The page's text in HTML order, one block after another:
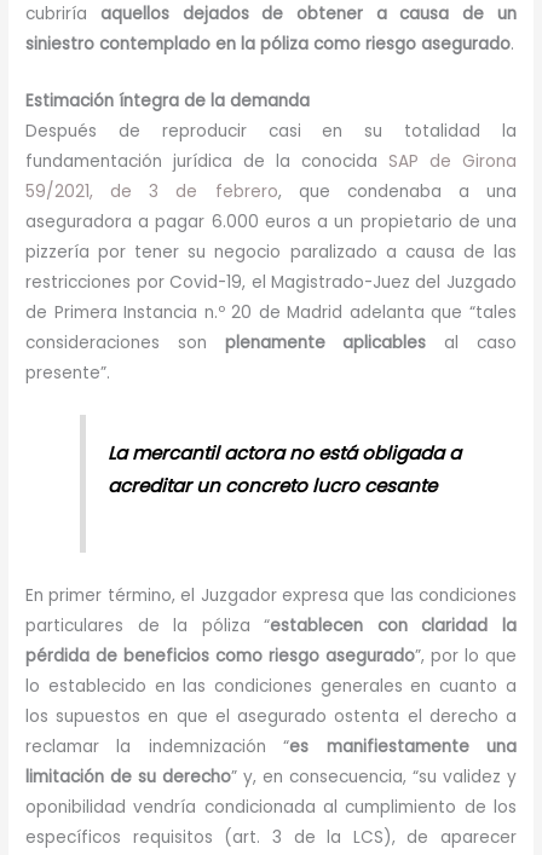
cubriría aquellos dejados de obtener a causa de un
siniestro contemplado en la póliza como riesgo asegurado.
Estimación íntegra de la demanda
Después de reproducir casi en su totalidad la
fundamentación jurídica de la conocida SAP de Girona
59/2021, de 3 de febrero, que condenaba a una
aseguradora a pagar 6.000 euros a un propietario de una
pizzería por tener su negocio paralizado a causa de las
restricciones por Covid-19, el Magistrado-Juez del Juzgado
de Primera Instancia n.º 20 de Madrid adelanta que “tales
consideraciones son plenamente aplicables al caso
presente”.
La mercantil actora no está obligada a
acreditar un concreto lucro cesante
En primer término, el Juzgador expresa que las condiciones
particulares de la póliza “establecen con claridad la
pérdida de beneficios como riesgo asegurado”, por lo que
lo establecido en las condiciones generales en cuanto a
los supuestos en que el asegurado ostenta el derecho a
reclamar la indemnización “es manifiestamente una
limitación de su derecho” y, en consecuencia, “su validez y
oponibilidad vendría condicionada al cumplimiento de los
específicos requisitos (art. 3 de la LCS), de aparecer